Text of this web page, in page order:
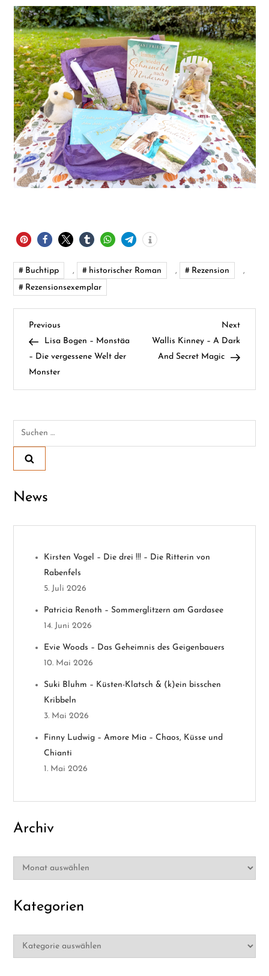
Buchtipp , historischer Roman , Rezension
,
Rezensionsexemplar
B
e
r
a
g
g
Previous
Post
Previous
Lisa Bogen – Monstäa
– Die vergessene Welt der
Monster
Next
Post
Next
Wallis Kinney – A Dark
And Secret Magic
Suchen
News
Kirsten Vogel – Die drei !!! – Die Ritterin von
Rabenfels
5. Juli 2026
Patricia Renoth – Sommerglitzern am Gardasee
14. Juni 2026
Evie Woods – Das Geheimnis des Geigenbauers
10. Mai 2026
Suki Bluhm – Küsten-Klatsch & (k)ein bisschen
Kribbeln
3. Mai 2026
Finny Ludwig – Amore Mia – Chaos, Küsse und
Chianti
1. Mai 2026
Archiv
Archiv
Kategorien
Kategorien